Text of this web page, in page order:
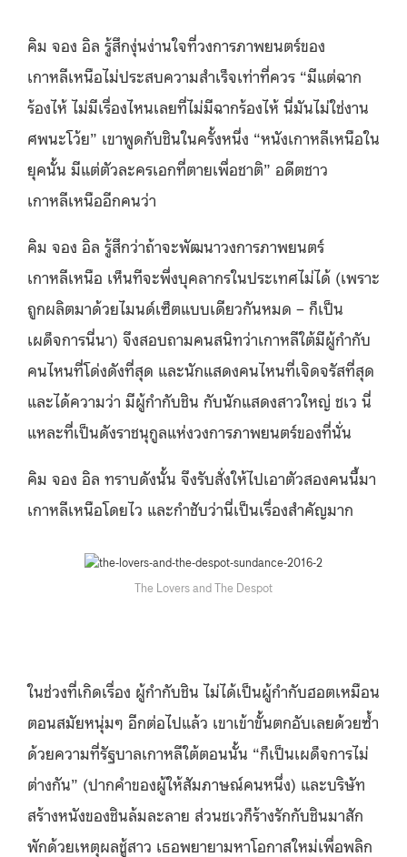
คิม จอง อิล รู้สึกงุ่นง่านใจที่วงการภาพยนตร์ของ
เกาหลีเหนือไม่ประสบความสำเร็จเท่าที่ควร “มีแต่ฉาก
ร้องไห้ ไม่มีเรื่องไหนเลยที่ไม่มีฉากร้องไห้ นี่มันไม่ใช่งาน
ศพนะโว้ย” เขาพูดกับชินในครั้งหนึ่ง “หนังเกาหลีเหนือใน
ยุคนั้น มีแต่ตัวละครเอกที่ตายเพื่อชาติ” อดีตชาว
เกาหลีเหนืออีกคนว่า
คิม จอง อิล รู้สึกว่าถ้าจะพัฒนาวงการภาพยนตร์
เกาหลีเหนือ เห็นทีจะพึ่งบุคลากรในประเทศไม่ได้ (เพราะ
ถูกผลิตมาด้วยไมนด์เซ็ตแบบเดียวกันหมด – ก็เป็น
เผด็จการนี่นา) จึงสอบถามคนสนิทว่าเกาหลีใต้มีผู้กำกับ
คนไหนที่โด่งดังที่สุด และนักแสดงคนไหนที่เจิดจรัสที่สุด
และได้ความว่า มีผู้กำกับชิน กับนักแสดงสาวใหญ่ ชเว นี่
แหละที่เป็นดังราชนุกูลแห่งวงการภาพยนตร์ของที่นั่น
คิม จอง อิล ทราบดังนั้น จึงรับสั่งให้ไปเอาตัวสองคนนี้มา
เกาหลีเหนือโดยไว และกำชับว่านี่เป็นเรื่องสำคัญมาก
The Lovers and The Despot
ในช่วงที่เกิดเรื่อง ผู้กำกับชิน ไม่ได้เป็นผู้กำกับฮอตเหมือน
ตอนสมัยหนุ่มๆ อีกต่อไปแล้ว เขาเข้าขั้นตกอับเลยด้วยซ้ำ
ด้วยความที่รัฐบาลเกาหลีใต้ตอนนั้น “ก็เป็นเผด็จการไม่
ต่างกัน” (ปากคำของผู้ให้สัมภาษณ์คนหนึ่ง) และบริษัท
สร้างหนังของชินล้มละลาย ส่วนชเวก็ร้างรักกับชินมาสัก
พักด้วยเหตุผลชู้สาว เธอพยายามหาโอกาสใหม่เพื่อพลิก